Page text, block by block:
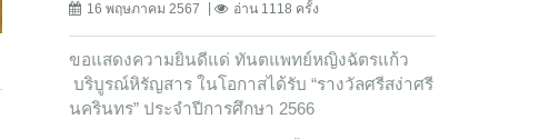
16 พฤษภาคม 2567 อ่าน 1118 ครั้ง
ขอแสดงความยินดีแด่ ทันตแพทย์หญิงฉัตรแก้ว
บริบูรณ์หิรัญสาร ในโอกาสได้รับ “รางวัลศรีสง่าศรี
นครินทร” ประจำปีการศึกษา 2566